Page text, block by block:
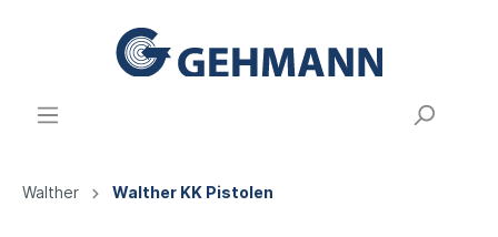
Walther Walther KK Pistolen